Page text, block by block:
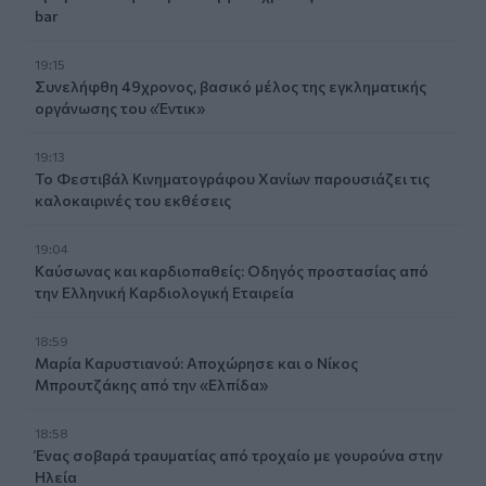
bar
19:15
Συνελήφθη 49χρονος, βασικό μέλος της εγκληματικής
οργάνωσης του «Έντικ»
19:13
Το Φεστιβάλ Κινηματογράφου Χανίων παρουσιάζει τις
καλοκαιρινές του εκθέσεις
19:04
Καύσωνας και καρδιοπαθείς: Οδηγός προστασίας από
την Ελληνική Καρδιολογική Εταιρεία
18:59
Μαρία Καρυστιανού: Αποχώρησε και ο Νίκος
Μπρουτζάκης από την «Ελπίδα»
18:58
Ένας σοβαρά τραυματίας από τροχαίο με γουρούνα στην
Ηλεία